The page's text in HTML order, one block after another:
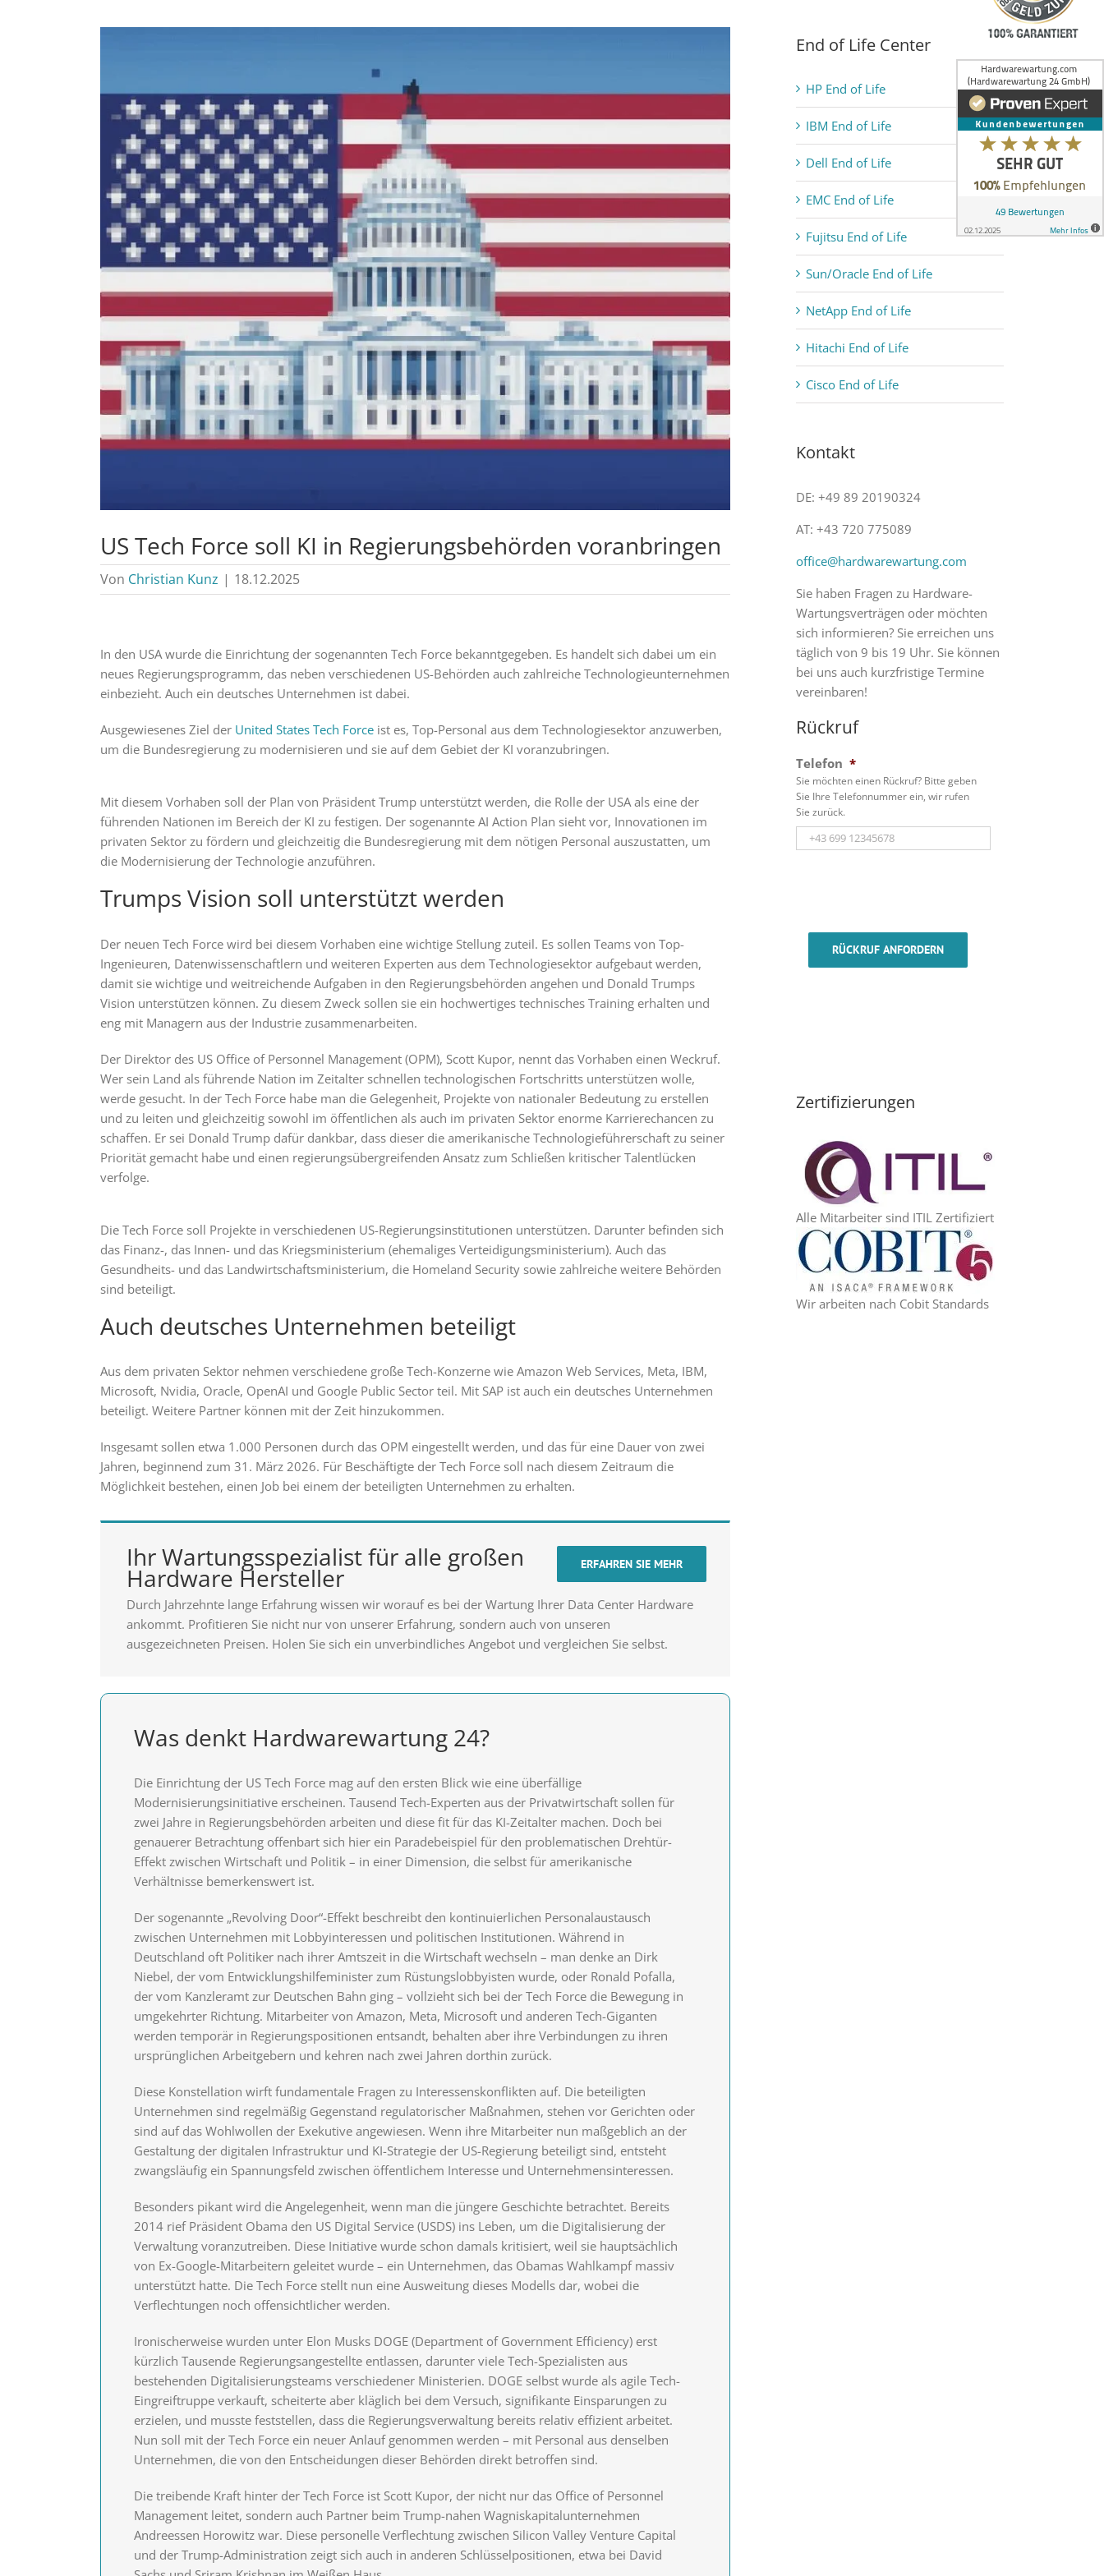
US Tech Force soll KI in Regierungsbehörden voranbringen
Von Christian Kunz | 18.12.2025
In den USA wurde die Einrichtung der sogenannten Tech Force bekanntgegeben. Es handelt sich dabei um ein
neues Regierungsprogramm, das neben verschiedenen US-Behörden auch zahlreiche Technologieunternehmen
einbezieht. Auch ein deutsches Unternehmen ist dabei.
Ausgewiesenes Ziel der United States Tech Forceist es, Top-Personal aus dem Technologiesektor anzuwerben,
um die Bundesregierung zu modernisieren und sie auf dem Gebiet der KI voranzubringen.
Mit diesem Vorhaben soll der Plan von Präsident Trump unterstützt werden, die Rolle der USA als eine der
führenden Nationen im Bereich der KI zu festigen. Der sogenannte AI Action Plan sieht vor, Innovationen im
privaten Sektor zu fördern und gleichzeitig die Bundesregierung mit dem nötigen Personal auszustatten, um
die Modernisierung der Technologie anzuführen.
Trumps Vision soll unterstützt werden
Der neuen Tech Force wird bei diesem Vorhaben eine wichtige Stellung zuteil. Es sollen Teams von Top-
Ingenieuren, Datenwissenschaftlern und weiteren Experten aus dem Technologiesektor aufgebaut werden,
damit sie wichtige und weitreichende Aufgaben in den Regierungsbehörden angehen und Donald Trumps
Vision unterstützen können. Zu diesem Zweck sollen sie ein hochwertiges technisches Training erhalten und
eng mit Managern aus der Industrie zusammenarbeiten.
Der Direktor des US Office of Personnel Management (OPM), Scott Kupor, nennt das Vorhaben einen Weckruf.
Wer sein Land als führende Nation im Zeitalter schnellen technologischen Fortschritts unterstützen wolle,
werde gesucht. In der Tech Force habe man die Gelegenheit, Projekte von nationaler Bedeutung zu erstellen
und zu leiten und gleichzeitig sowohl im öffentlichen als auch im privaten Sektor enorme Karrierechancen zu
schaffen. Er sei Donald Trump dafür dankbar, dass dieser die amerikanische Technologieführerschaft zu seiner
Priorität gemacht habe und einen regierungsübergreifenden Ansatz zum Schließen kritischer Talentlücken
verfolge.
Die Tech Force soll Projekte in verschiedenen US-Regierungsinstitutionen unterstützen. Darunter befinden sich
das Finanz-, das Innen- und das Kriegsministerium (ehemaliges Verteidigungsministerium). Auch das
Gesundheits- und das Landwirtschaftsministerium, die Homeland Security sowie zahlreiche weitere Behörden
sind beteiligt.
Auch deutsches Unternehmen beteiligt
Aus dem privaten Sektor nehmen verschiedene große Tech-Konzerne wie Amazon Web Services, Meta, IBM,
Microsoft, Nvidia, Oracle, OpenAI und Google Public Sector teil. Mit SAP ist auch ein deutsches Unternehmen
beteiligt. Weitere Partner können mit der Zeit hinzukommen.
Insgesamt sollen etwa 1.000 Personen durch das OPM eingestellt werden, und das für eine Dauer von zwei
Jahren, beginnend zum 31. März 2026. Für Beschäftigte der Tech Force soll nach diesem Zeitraum die
Möglichkeit bestehen, einen Job bei einem der beteiligten Unternehmen zu erhalten.
ERFAHREN SIE MEHR
Ihr Wartungsspezialist für alle großen
Hardware Hersteller
Durch Jahrzehnte lange Erfahrung wissen wir worauf es bei der Wartung Ihrer Data Center Hardware
ankommt. Profitieren Sie nicht nur von unserer Erfahrung, sondern auch von unseren
ausgezeichneten Preisen. Holen Sie sich ein unverbindliches Angebot und vergleichen Sie selbst.
Was denkt Hardwarewartung 24?
Die Einrichtung der US Tech Force mag auf den ersten Blick wie eine überfällige
Modernisierungsinitiative erscheinen. Tausend Tech-Experten aus der Privatwirtschaft sollen für
zwei Jahre in Regierungsbehörden arbeiten und diese fit für das KI-Zeitalter machen. Doch bei
genauerer Betrachtung offenbart sich hier ein Paradebeispiel für den problematischen Drehtür-
Effekt zwischen Wirtschaft und Politik – in einer Dimension, die selbst für amerikanische
Verhältnisse bemerkenswert ist.
Der sogenannte „Revolving Door“-Effekt beschreibt den kontinuierlichen Personalaustausch
zwischen Unternehmen mit Lobbyinteressen und politischen Institutionen. Während in
Deutschland oft Politiker nach ihrer Amtszeit in die Wirtschaft wechseln – man denke an Dirk
Niebel, der vom Entwicklungshilfeminister zum Rüstungslobbyisten wurde, oder Ronald Pofalla,
der vom Kanzleramt zur Deutschen Bahn ging – vollzieht sich bei der Tech Force die Bewegung in
umgekehrter Richtung. Mitarbeiter von Amazon, Meta, Microsoft und anderen Tech-Giganten
werden temporär in Regierungspositionen entsandt, behalten aber ihre Verbindungen zu ihren
ursprünglichen Arbeitgebern und kehren nach zwei Jahren dorthin zurück.
Diese Konstellation wirft fundamentale Fragen zu Interessenskonflikten auf. Die beteiligten
Unternehmen sind regelmäßig Gegenstand regulatorischer Maßnahmen, stehen vor Gerichten oder
sind auf das Wohlwollen der Exekutive angewiesen. Wenn ihre Mitarbeiter nun maßgeblich an der
Gestaltung der digitalen Infrastruktur und KI-Strategie der US-Regierung beteiligt sind, entsteht
zwangsläufig ein Spannungsfeld zwischen öffentlichem Interesse und Unternehmensinteressen.
Besonders pikant wird die Angelegenheit, wenn man die jüngere Geschichte betrachtet. Bereits
2014 rief Präsident Obama den US Digital Service (USDS) ins Leben, um die Digitalisierung der
Verwaltung voranzutreiben. Diese Initiative wurde schon damals kritisiert, weil sie hauptsächlich
von Ex-Google-Mitarbeitern geleitet wurde – ein Unternehmen, das Obamas Wahlkampf massiv
unterstützt hatte. Die Tech Force stellt nun eine Ausweitung dieses Modells dar, wobei die
Verflechtungen noch offensichtlicher werden.
Ironischerweise wurden unter Elon Musks DOGE (Department of Government Efficiency) erst
kürzlich Tausende Regierungsangestellte entlassen, darunter viele Tech-Spezialisten aus
bestehenden Digitalisierungsteams verschiedener Ministerien. DOGE selbst wurde als agile Tech-
Eingreiftruppe verkauft, scheiterte aber kläglich bei dem Versuch, signifikante Einsparungen zu
erzielen, und musste feststellen, dass die Regierungsverwaltung bereits relativ effizient arbeitet.
Nun soll mit der Tech Force ein neuer Anlauf genommen werden – mit Personal aus denselben
Unternehmen, die von den Entscheidungen dieser Behörden direkt betroffen sind.
Die treibende Kraft hinter der Tech Force ist Scott Kupor, der nicht nur das Office of Personnel
Management leitet, sondern auch Partner beim Trump-nahen Wagniskapitalunternehmen
Andreessen Horowitz war. Diese personelle Verflechtung zwischen Silicon Valley Venture Capital
und der Trump-Administration zeigt sich auch in anderen Schlüsselpositionen, etwa bei David
End of Life Center
HP End of Life
IBM End of Life
Dell End of Life
EMC End of Life
Fujitsu End of Life
Sun/Oracle End of Life
NetApp End of Life
Hitachi End of Life
Cisco End of Life
Kontakt
DE: +49 89 20190324
AT: +43 720 775089
office@hardwarewartung.com
Sie haben Fragen zu Hardware-
Wartungsverträgen oder möchten
sich informieren? Sie erreichen uns
täglich von 9 bis 19 Uhr. Sie können
bei uns auch kurzfristige Termine
vereinbaren!
Rückruf
Telefon *
Sie möchten einen Rückruf? Bitte geben
Sie Ihre Telefonnummer ein, wir rufen
Sie zurück.
RÜCKRUF ANFORDERN
Zertifizierungen
Alle Mitarbeiter sind ITIL Zertifiziert
Wir arbeiten nach Cobit Standards